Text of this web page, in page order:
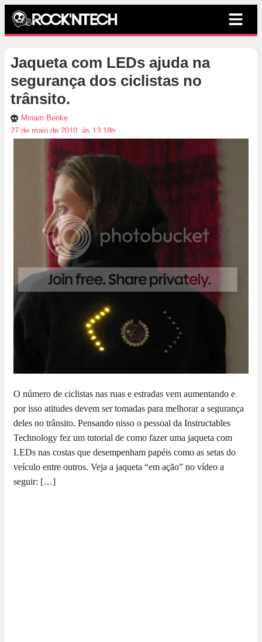
Jaqueta com LEDs ajuda na
segurança dos ciclistas no
trânsito.
Miriam Benke
27 de maio de 2010, às 13:18h
O número de ciclistas nas ruas e estradas vem aumentando e
por isso atitudes devem ser tomadas para melhorar a segurança
deles no trânsito. Pensando nisso o pessoal da Instructables
Technology fez um tutorial de como fazer uma jaqueta com
LEDs nas costas que desempenham papéis como as setas do
veículo entre outros. Veja a jaqueta “em ação” no vídeo a
seguir: […]